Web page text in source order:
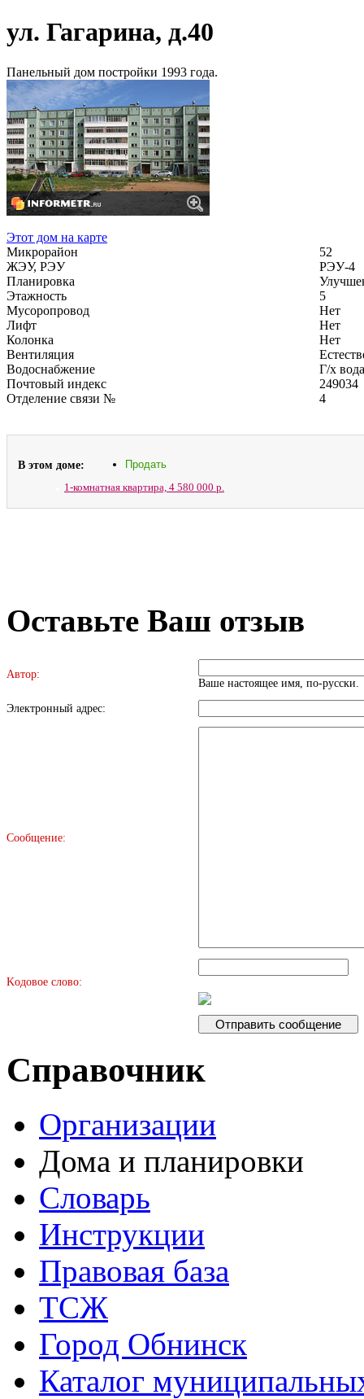
ул. Гагарина, д.40
Панельный дом постройки 1993 года.
Этот дом на карте
Микрорайон
52
ЖЭУ, РЭУ
РЭУ-4
Планировка
Этажность
5
Мусоропровод
Нет
Лифт
Нет
Колонка
Нет
Вентиляция
Водоснабжение
Г/х вода
Почтовый индекс
249034
Отделение связи №
4
В этом доме: Продать
1-комнатная квартира, 4 580 000 р.
Оставьте Ваш отзыв
Автор:
Ваше настоящее имя, по-русски.
Электронный адрес:
Сообщение:
Kодовое слово:
Справочник
Организации
Дома и планировки
Словарь
Инструкции
Правовая база
ТСЖ
Город Обнинск
Каталог